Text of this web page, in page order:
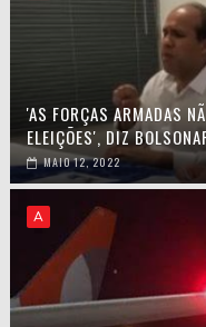
'AS FORÇAS ARMADAS
ELEIÇÕES', DIZ
MAIO 12, 2022
A